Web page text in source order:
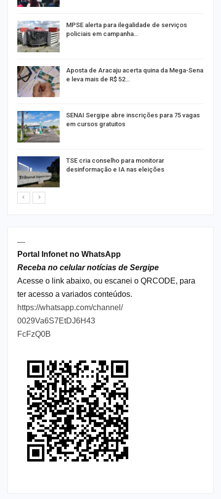
MPSE alerta para ilegalidade de serviços
policiais em campanha…
Aposta de Aracaju acerta quina da Mega-Sena
e leva mais de R$ 52…
SENAI Sergipe abre inscrições para 75 vagas
em cursos gratuitos
TSE cria conselho para monitorar
desinformação e IA nas eleições
----
Portal Infonet no WhatsApp
Receba no celular notícias de Sergipe
Acesse o link abaixo, ou escanei o QRCODE, para
ter acesso a variados conteúdos.
https://whatsapp.com/channel/
0029Va6S7EtDJ6H43
FcFzQ0B